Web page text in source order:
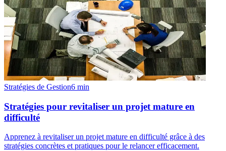
Stratégies de Gestion6 min
Stratégies pour revitaliser un projet mature en
difficulté
Apprenez à revitaliser un projet mature en difficulté grâce à des
stratégies concrètes et pratiques pour le relancer efficacement.